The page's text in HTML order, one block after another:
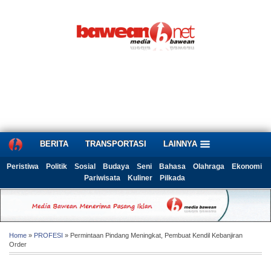
BERITA TRANSPORTASI LAINNYA
Peristiwa Politik Sosial Budaya Seni Bahasa Olahraga
Ekonomi
Pariwisata
Kuliner Pilkada
Home » PROFESI » Permintaan Pindang Meningkat, Pembuat Kendil Kebanjiran
Order